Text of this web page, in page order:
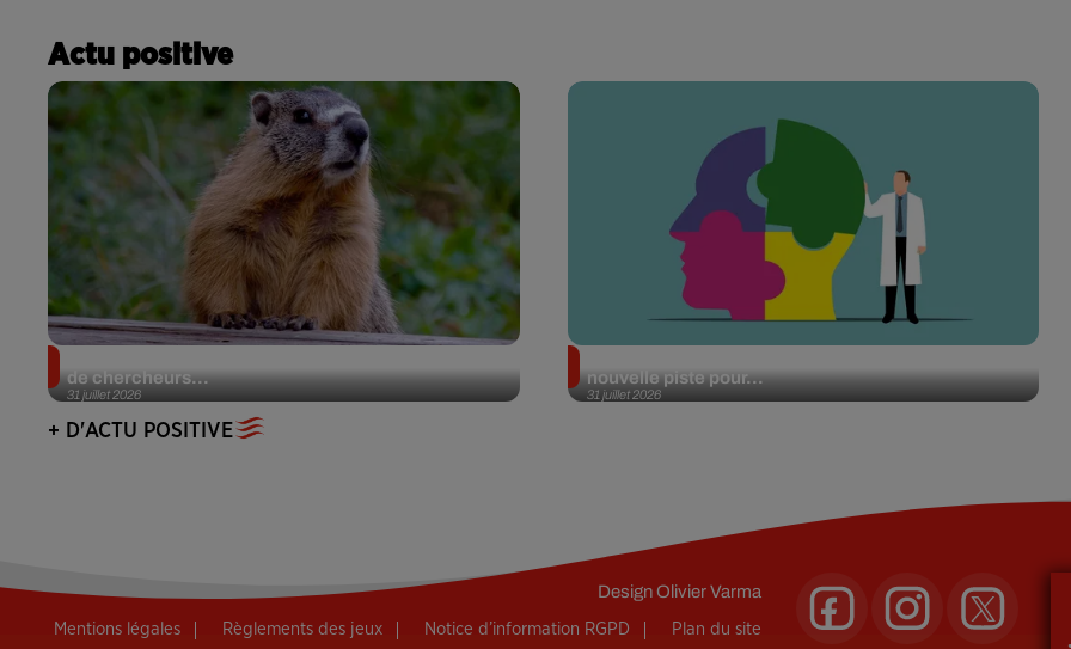
Actu positive
31 juillet 2026
de chercheurs...
31 juillet 2026
nouvelle piste pour...
+ D'ACTU POSITIVE
DesignOlivier Varma
Mentions légales Règlements des jeux Notice d’information RGPD Plan du site